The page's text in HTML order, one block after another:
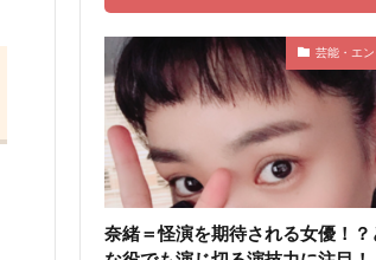
芸能・エン
奈緒＝怪演を期待される女優！？